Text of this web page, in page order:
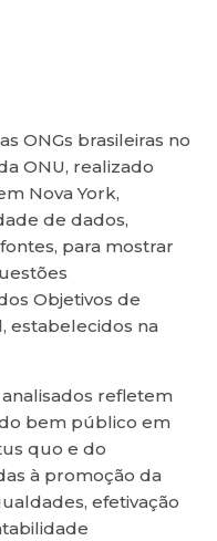
ONGs brasileiras no
ONU, realizado
Nova York,
de dados,
para mostrar
Objetivos de
estabelecidos na
refletem
bem público em
quo e do
à promoção da
efetivação